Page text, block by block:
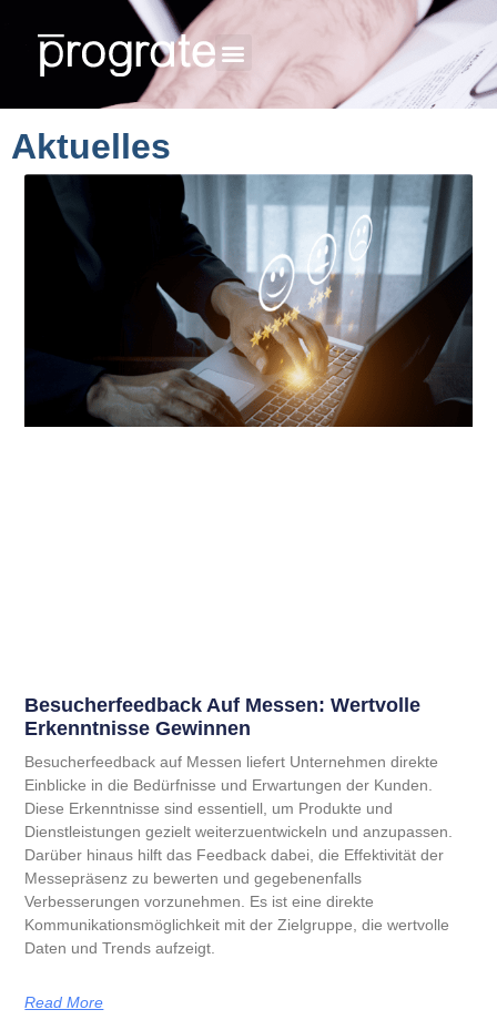
Aktuelles
Besucherfeedback Auf Messen: Wertvolle
Erkenntnisse Gewinnen
Besucherfeedback auf Messen liefert Unternehmen direkte
Einblicke in die Bedürfnisse und Erwartungen der Kunden.
Diese Erkenntnisse sind essentiell, um Produkte und
Dienstleistungen gezielt weiterzuentwickeln und anzupassen.
Darüber hinaus hilft das Feedback dabei, die Effektivität der
Messepräsenz zu bewerten und gegebenenfalls
Verbesserungen vorzunehmen. Es ist eine direkte
Kommunikationsmöglichkeit mit der Zielgruppe, die wertvolle
Daten und Trends aufzeigt.
Read More